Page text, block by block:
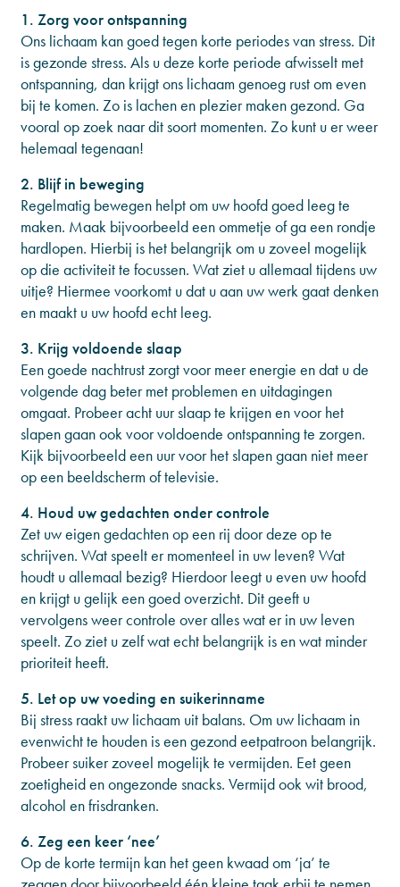
1. Zorg voor ontspanning
Ons lichaam kan goed tegen korte periodes van stress. Dit
is gezonde stress. Als u deze korte periode afwisselt met
ontspanning, dan krijgt ons lichaam genoeg rust om even
bij te komen. Zo is lachen en plezier maken gezond. Ga
vooral op zoek naar dit soort momenten. Zo kunt u er weer
helemaal tegenaan!
2. Blijf in beweging
Regelmatig bewegen helpt om uw hoofd goed leeg te
maken. Maak bijvoorbeeld een ommetje of ga een rondje
hardlopen. Hierbij is het belangrijk om u zoveel mogelijk
op die activiteit te focussen. Wat ziet u allemaal tijdens uw
uitje? Hiermee voorkomt u dat u aan uw werk gaat denken
en maakt u uw hoofd echt leeg.
3. Krijg voldoende slaap
Een goede nachtrust zorgt voor meer energie en dat u de
volgende dag beter met problemen en uitdagingen
omgaat. Probeer acht uur slaap te krijgen en voor het
slapen gaan ook voor voldoende ontspanning te zorgen.
Kijk bijvoorbeeld een uur voor het slapen gaan niet meer
op een beeldscherm of televisie.
4. Houd uw gedachten onder controle
Zet uw eigen gedachten op een rij door deze op te
schrijven. Wat speelt er momenteel in uw leven? Wat
houdt u allemaal bezig? Hierdoor leegt u even uw hoofd
en krijgt u gelijk een goed overzicht. Dit geeft u
vervolgens weer controle over alles wat er in uw leven
speelt. Zo ziet u zelf wat echt belangrijk is en wat minder
prioriteit heeft.
5. Let op uw voeding en suikerinname
Bij stress raakt uw lichaam uit balans. Om uw lichaam in
evenwicht te houden is een gezond eetpatroon belangrijk.
Probeer suiker zoveel mogelijk te vermijden. Eet geen
zoetigheid en ongezonde snacks. Vermijd ook wit brood,
alcohol en frisdranken.
6. Zeg een keer ‘nee’
Op de korte termijn kan het geen kwaad om ‘ja’ te